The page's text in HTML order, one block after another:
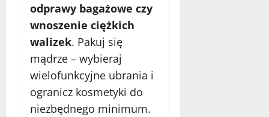
odprawy bagażowe czy
wnoszenie ciężkich
walizek. Pakuj się
mądrze – wybieraj
wielofunkcyjne ubrania i
ogranicz kosmetyki do
niezbędnego minimum.